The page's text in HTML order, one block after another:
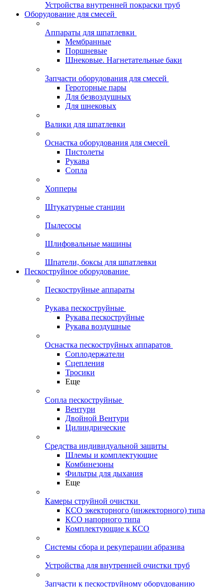
Устройства внутренней покраски труб
Оборудование для смесей
Аппараты для шпатлевки
Мембранные
Поршневые
Шнековые. Нагнетательные баки
Запчасти оборудования для смесей
Героторные пары
Для безвоздушных
Для шнековых
Валики для шпатлевки
Оснастка оборудования для смесей
Пистолеты
Рукава
Сопла
Хопперы
Штукатурные станции
Пылесосы
Шлифовальные машины
Шпатели, боксы для шпатлевки
Пескоструйное оборудование
Пескоструйные аппараты
Рукава пескоструйные
Рукава пескоструйные
Рукава воздушные
Оснастка пескоструйных аппаратов
Соплодержатели
Сцепления
Тросики
Еще
Сопла пескоструйные
Вентури
Двойной Вентури
Цилиндрические
Средства индивидуальной защиты
Шлемы и комплектующие
Комбинезоны
Фильтры для дыхания
Еще
Камеры струйной очистки
КСО эжекторного (инжекторного) типа
КСО напорного типа
Комплектующие к КСО
Системы сбора и рекуперации абразива
Устройства для внутренней очистки труб
Запчасти к пескоструйному оборудованию